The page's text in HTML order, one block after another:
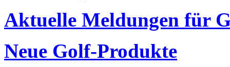
Aktuelle Meldungen für
Neue Golf-Produkte